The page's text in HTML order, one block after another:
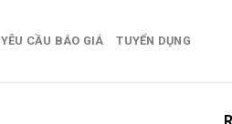
YÊU CẦU BÁO GIÁ TUYỂN DỤNG